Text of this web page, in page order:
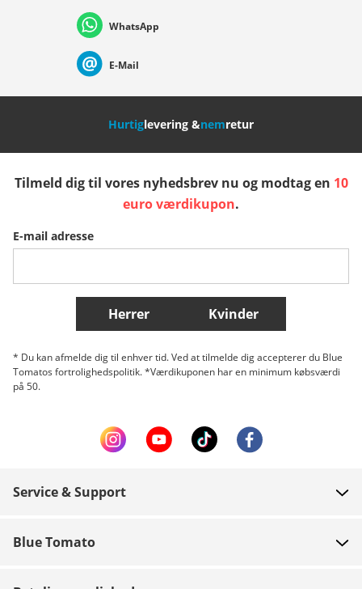
Nederland Italia (Italiano) Italien (Deutsch)
Slovenija
Belgique (Français) Danmark Norge
Flere lande
WhatsApp
E-Mail
Hurtiglevering &nemretur
Tilmeld dig til vores nyhedsbrev nu og modtag en 10
euro værdikupon.
E-mail adresse
Herrer Kvinder
* Du kan afmelde dig til enhver tid. Ved at tilmelde dig accepterer du Blue
Tomatos fortrolighedspolitik. *Værdikuponen har en minimum købsværdi
på 50.
Service & Support
Betaling
Blue Tomato